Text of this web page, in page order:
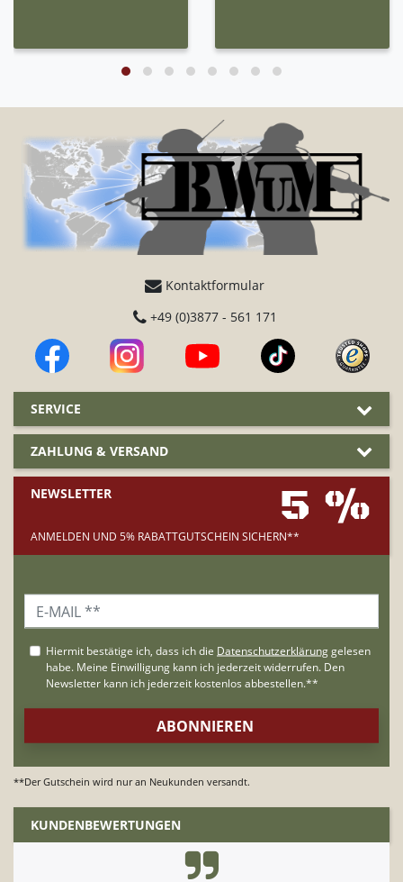
Kontaktformular
+49 (0)3877 - 561 171
SERVICE
ZAHLUNG & VERSAND
NEWSLETTER 5 %
ANMELDEN UND 5% RABATTGUTSCHEIN SICHERN**
**Der Gutschein wird nur an Neukunden versandt.
KUNDENBEWERTUNGEN